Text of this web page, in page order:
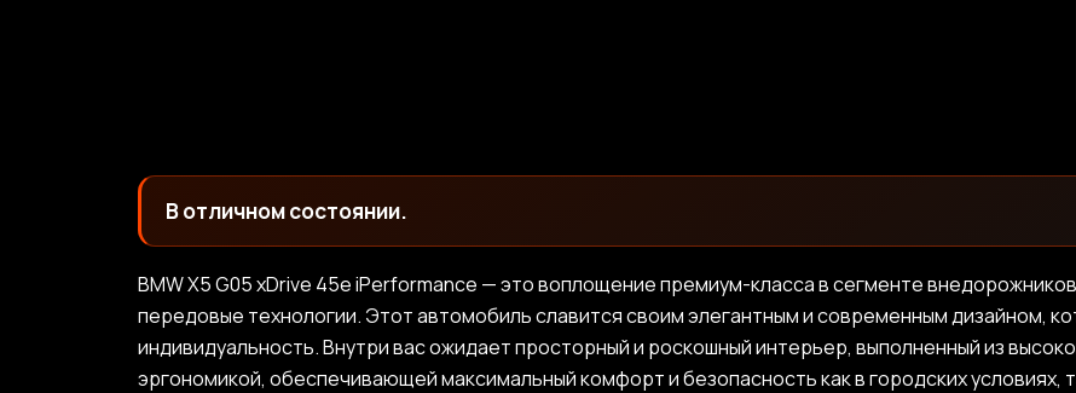
В отличном состоянии.
BMW X5 G05 xDrive 45e iPerformance — это воплощение премиум-класса в сегменте
передовые технологии. Этот автомобиль славится своим элегантным и современным дизайном,
индивидуальность. Внутри вас ожидает просторный и роскошный интерьер, выполненный из
эргономикой, обеспечивающей максимальный комфорт и безопасность как в городских условиях,